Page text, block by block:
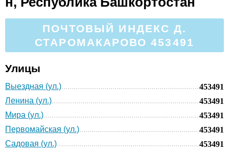
ПОЧТОВЫЙ ИНДЕКС Д.
СТАРОМАКАРОВО 453491
Улицы
Выездная (ул.)
453491
Ленина (ул.)
453491
Мира (ул.)
453491
Первомайская (ул.)
453491
Садовая (ул.)
453491